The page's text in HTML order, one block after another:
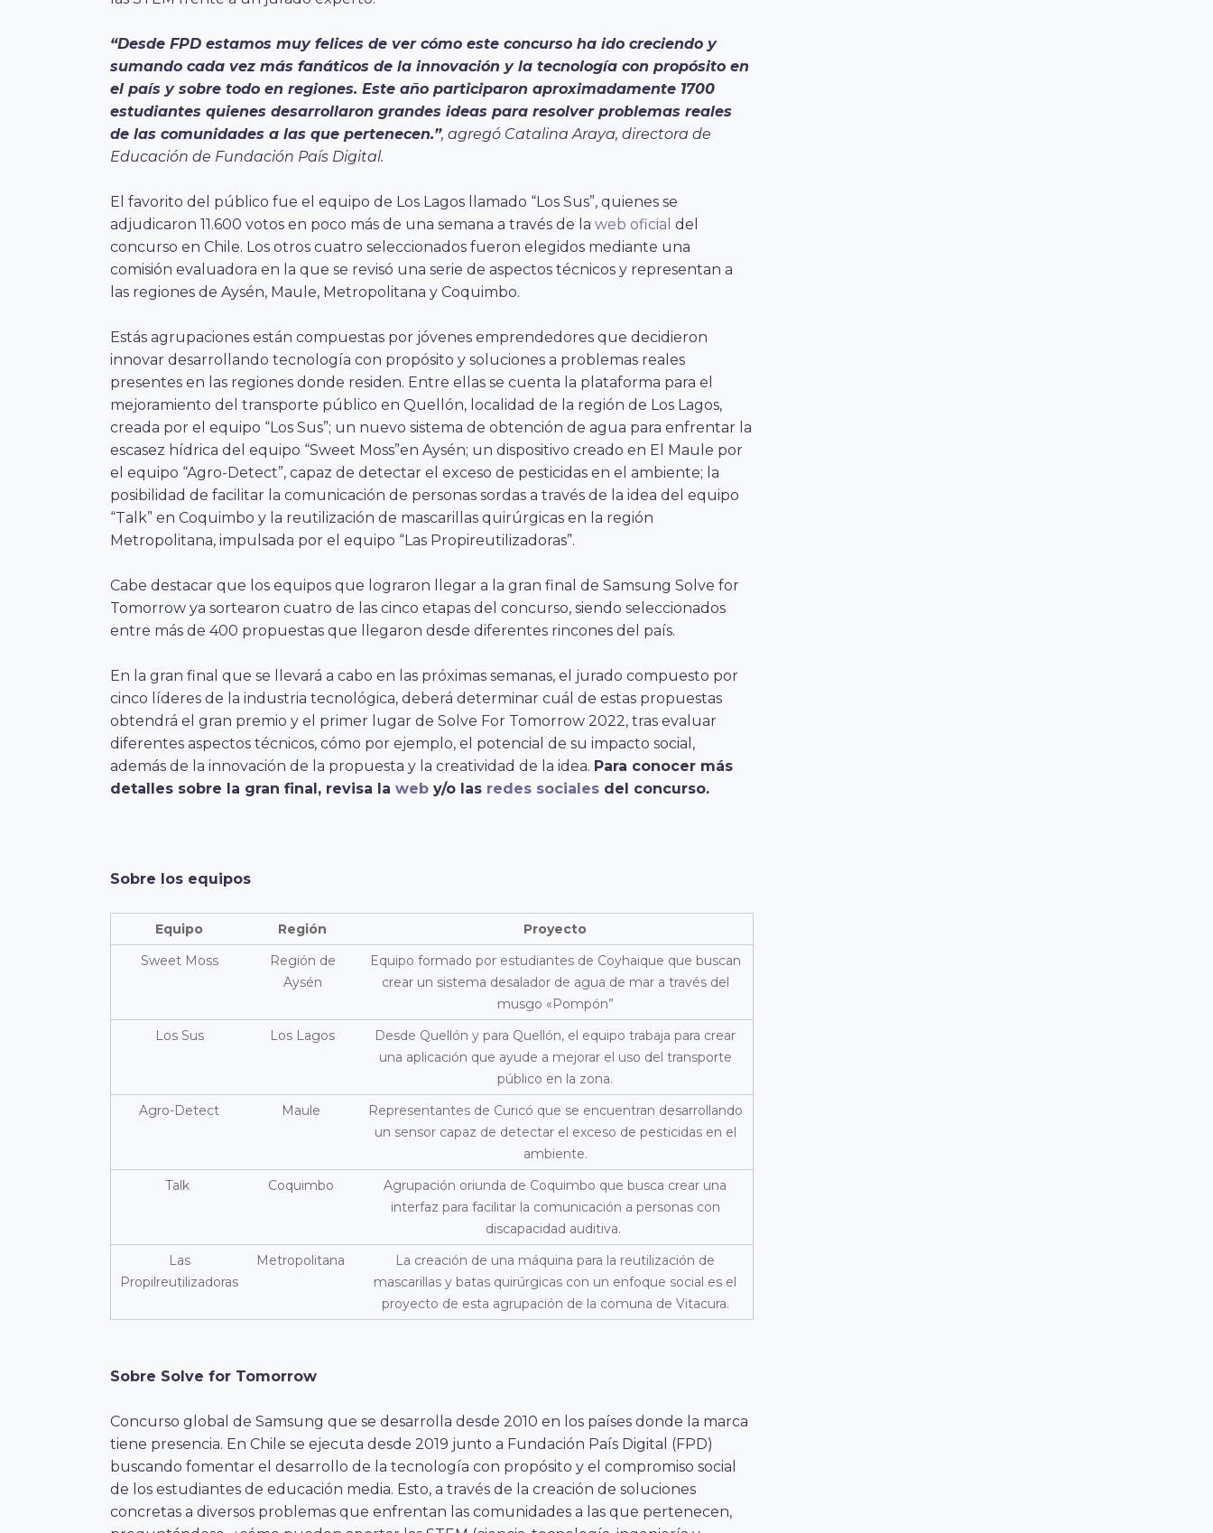
“Desde FPD estamos muy felices de ver cómo este concurso ha ido creciendo y
sumando cada vez más fanáticos de la innovación y la tecnología con propósito en
el país y sobre todo en regiones. Este año participaron aproximadamente 1700
estudiantes quienes desarrollaron grandes ideas para resolver problemas reales
de las comunidades a las que pertenecen.”, agregó Catalina Araya, directora de
Educación de Fundación País Digital.
El favorito del público fue el equipo de Los Lagos llamado “Los Sus”, quienes se
adjudicaron 11.600 votos en poco más de una semana a través de la web oficial del
concurso en Chile. Los otros cuatro seleccionados fueron elegidos mediante una
comisión evaluadora en la que se revisó una serie de aspectos técnicos y representan a
las regiones de Aysén, Maule, Metropolitana y Coquimbo.
Estás agrupaciones están compuestas por jóvenes emprendedores que decidieron
innovar desarrollando tecnología con propósito y soluciones a problemas reales
presentes en las regiones donde residen. Entre ellas se cuenta la plataforma para el
mejoramiento del transporte público en Quellón, localidad de la región de Los Lagos,
creada por el equipo “Los Sus”; un nuevo sistema de obtención de agua para enfrentar la
escasez hídrica del equipo “Sweet Moss”en Aysén; un dispositivo creado en El Maule por
el equipo “Agro-Detect”, capaz de detectar el exceso de pesticidas en el ambiente; la
posibilidad de facilitar la comunicación de personas sordas a través de la idea del equipo
“Talk” en Coquimbo y la reutilización de mascarillas quirúrgicas en la región
Metropolitana, impulsada por el equipo “Las Propireutilizadoras”.
Cabe destacar que los equipos que lograron llegar a la gran final de Samsung Solve for
Tomorrow ya sortearon cuatro de las cinco etapas del concurso, siendo seleccionados
entre más de 400 propuestas que llegaron desde diferentes rincones del país.
En la gran final que se llevará a cabo en las próximas semanas, el jurado compuesto por
cinco líderes de la industria tecnológica, deberá determinar cuál de estas propuestas
obtendrá el gran premio y el primer lugar de Solve For Tomorrow 2022, tras evaluar
diferentes aspectos técnicos, cómo por ejemplo, el potencial de su impacto social,
además de la innovación de la propuesta y la creatividad de la idea. Para conocer más
detalles sobre la gran final, revisa la web y/o las redes sociales del concurso.
Sobre los equipos
Equipo Región
Proyecto
Sweet Moss
Región de
Aysén
Equipo formado por estudiantes de Coyhaique que buscan
crear un sistema desalador de agua de mar a través del
musgo «Pompón”
Los Sus
Los Lagos
Desde Quellón y para Quellón, el equipo trabaja para crear
una aplicación que ayude a mejorar el uso del transporte
público en la zona.
Agro-Detect
Maule
Representantes de Curicó que se encuentran desarrollando
un sensor capaz de detectar el exceso de pesticidas en el
ambiente.
Talk
Coquimbo
Agrupación oriunda de Coquimbo que busca crear una
interfaz para facilitar la comunicación a personas con
discapacidad auditiva.
Las
Propilreutilizadoras
Metropolitana
La creación de una máquina para la reutilización de
mascarillas y batas quirúrgicas con un enfoque social es el
proyecto de esta agrupación de la comuna de Vitacura.
Sobre Solve for Tomorrow
Concurso global de Samsung que se desarrolla desde 2010 en los países donde la marca
tiene presencia. En Chile se ejecuta desde 2019 junto a Fundación País Digital (FPD)
buscando fomentar el desarrollo de la tecnología con propósito y el compromiso social
de los estudiantes de educación media. Esto, a través de la creación de soluciones
concretas a diversos problemas que enfrentan las comunidades a las que pertenecen,